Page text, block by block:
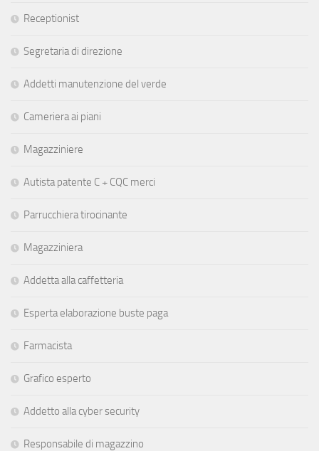
Receptionist
Segretaria di direzione
Addetti manutenzione del verde
Cameriera ai piani
Magazziniere
Autista patente C + CQC merci
Parrucchiera tirocinante
Magazziniera
Addetta alla caffetteria
Esperta elaborazione buste paga
Farmacista
Grafico esperto
Addetto alla cyber security
Responsabile di magazzino